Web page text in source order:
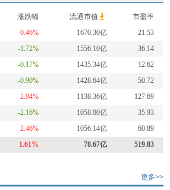
涨跌幅 流通市值
市盈率
0.46% 1670.30亿
21.53
-1.72% 1556.10亿
36.14
-0.17% 1435.34亿
12.62
-0.90% 1428.64亿
50.72
2.94% 1138.36亿
127.69
-2.16% 1058.00亿
35.93
2.46% 1056.14亿
60.89
1.61% 78.67亿 519.83
更多>>